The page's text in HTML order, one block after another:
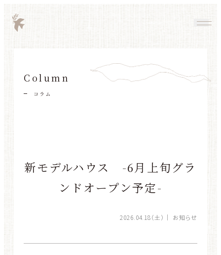
Column
コラム
新モデルハウス -6月上旬グラ
ンドオープン予定-
2026.04.18（土） ｜ お知らせ